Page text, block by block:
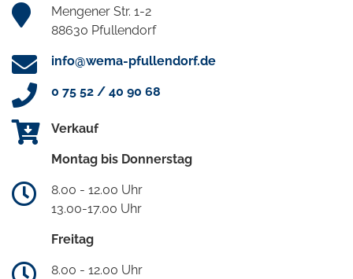
Mengener Str. 1-2
88630 Pfullendorf
info@wema-pfullendorf.de
0 75 52 / 40 90 68
Verkauf
Montag bis Donnerstag
8.00 - 12.00 Uhr
13.00-17.00 Uhr
Freitag
8.00 - 12.00 Uhr